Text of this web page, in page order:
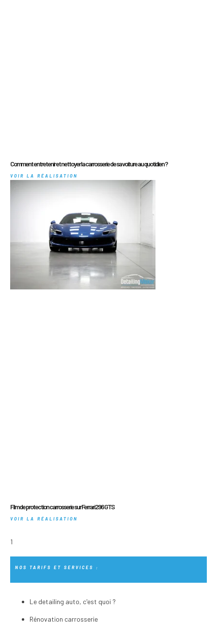
Comment entretenir et nettoyer la carrosserie de sa voiture au quotidien ?
VOIR LA RÉALISATION
Film de protection carrosserie sur Ferrari 296 GTS
VOIR LA RÉALISATION
NOS TARIFS ET SERVICES :
Le detailing auto, c'est quoi ?
Rénovation carrosserie